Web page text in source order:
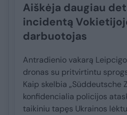
Aiškėja daugiau
incidentą
darbuotojas
Antradienio vakarą
dronas su pritvirtintu
Kaip skelbia „Süddeutsche
konfidencialia policijos
taikiniu tapęs Ukrainos